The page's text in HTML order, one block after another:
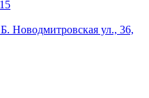
Б. Новодмитровская ул., 36,